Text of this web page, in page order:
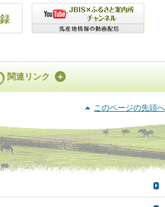
関連リンク
このページの先頭へ